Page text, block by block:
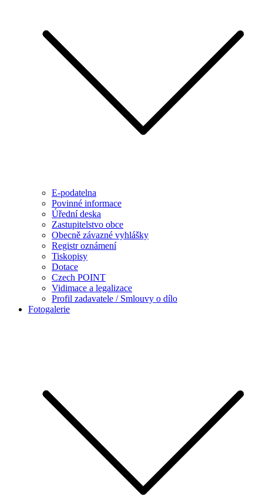
E-podatelna
Povinné informace
Úřední deska
Zastupitelstvo obce
Obecně závazné vyhlášky
Registr oznámení
Tiskopisy
Dotace
Czech POINT
Vidimace a legalizace
Profil zadavatele / Smlouvy o dílo
Fotogalerie